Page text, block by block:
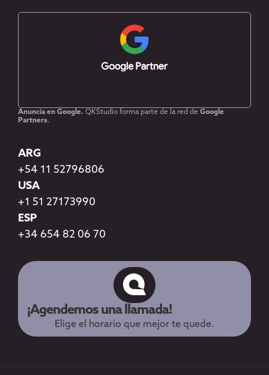
Anuncia en Google. QKStudio forma parte de la red de Google
Partners.
ARG
+54 11 52796806
USA
+1 51 27173990
ESP
+34 654 82 06 70
¡Agendemos una llamada!
Elige el horario que mejor te quede.